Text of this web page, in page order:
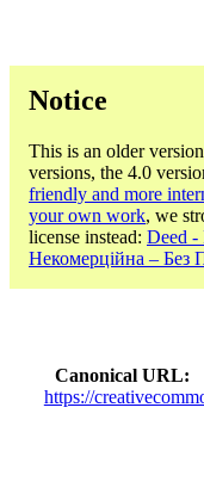
Notice
This is an older
versions, the 4.0
friendly and more
your own work, we
license instead: Deed -
Некомерційна – Без
Canonical URL
https://